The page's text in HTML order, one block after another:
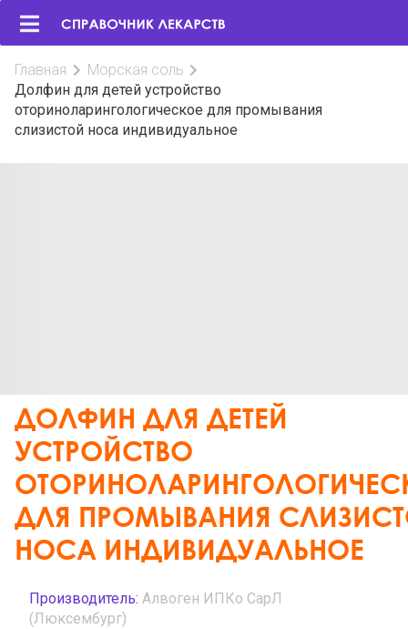
Главная
Морская соль
Долфин для детей устройство
оториноларингологическое для промывания
слизистой носа индивидуальное
ДОЛФИН ДЛЯ ДЕТЕЙ
УСТРОЙСТВО
ДЛЯ ПРОМЫВАНИЯ
НОСА ИНДИВИДУАЛЬНОЕ
Производитель: Алвоген ИПКо СарЛ
(Люксембург)